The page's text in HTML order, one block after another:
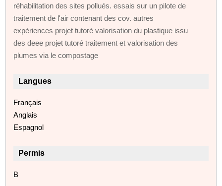
réhabilitation des sites pollués. essais sur un pilote de
traitement de l'air contenant des cov. autres
expériences projet tutoré valorisation du plastique issu
des deee projet tutoré traitement et valorisation des
plumes via le compostage
Langues
Français
Anglais
Espagnol
Permis
B